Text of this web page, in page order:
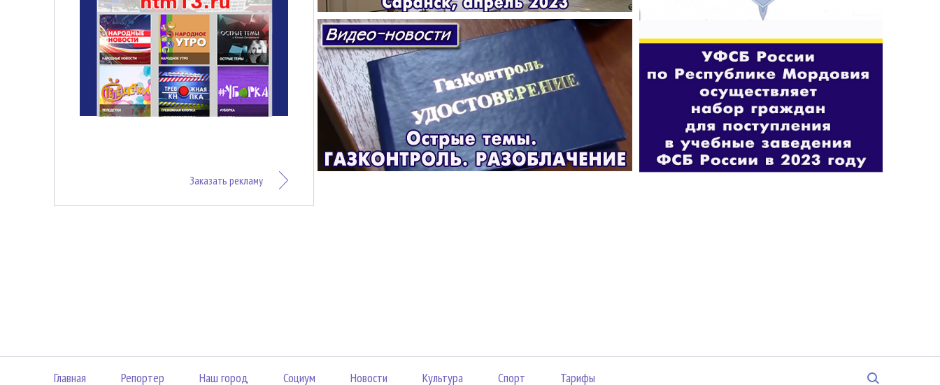
Заказать рекламу
Главная Репортер Наш город Социум Новости Культура Спорт Тарифы